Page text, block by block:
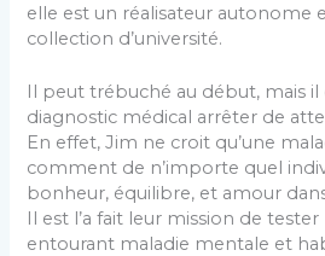
elle est un réalisateur autonome
collection d’université.
Il peut trébuché au début, mais il
diagnostic médical arrêter de
En effet, Jim ne croit qu’une
comment de n’importe quel
bonheur, équilibre, et amour
Il est l’a fait leur mission de
entourant maladie mentale et